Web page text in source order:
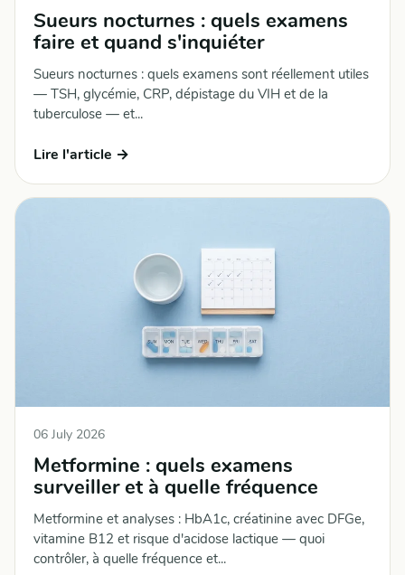
Sueurs nocturnes : quels examens
faire et quand s'inquiéter
Sueurs nocturnes : quels examens sont réellement utiles
— TSH, glycémie, CRP, dépistage du VIH et de la
tuberculose — et...
Lire l'article →
06 July 2026
Metformine : quels examens
surveiller et à quelle fréquence
Metformine et analyses : HbA1c, créatinine avec DFGe,
vitamine B12 et risque d'acidose lactique — quoi
contrôler, à quelle fréquence et...